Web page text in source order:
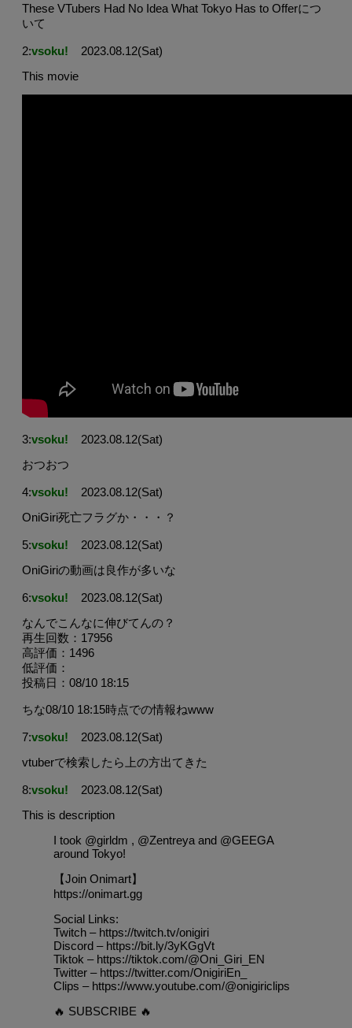
These VTubers Had No Idea What Tokyo Has to Offerにつ
いて
2:vsoku!
2023.08.12(Sat)
This movie
3:vsoku!
2023.08.12(Sat)
おつおつ
4:vsoku!
2023.08.12(Sat)
OniGiri死亡フラグか・・・？
5:vsoku!
2023.08.12(Sat)
OniGiriの動画は良作が多いな
6:vsoku!
2023.08.12(Sat)
なんでこんなに伸びてんの？
再生回数：17956
高評価：1496
低評価：
投稿日：08/10 18:15
ちな08/10 18:15時点での情報ねwww
7:vsoku!
2023.08.12(Sat)
vtuberで検索したら上の方出てきた
8:vsoku!
2023.08.12(Sat)
This is description
I took @girldm , @Zentreya and @GEEGA
around Tokyo!
【Join Onimart】
https://onimart.gg
Social Links:
Twitch – https://twitch.tv/onigiri
Discord – https://bit.ly/3yKGgVt
Tiktok – https://tiktok.com/@Oni_Giri_EN
Twitter – https://twitter.com/OnigiriEn_
Clips – https://www.youtube.com/@onigiriclips
🔥 SUBSCRIBE 🔥